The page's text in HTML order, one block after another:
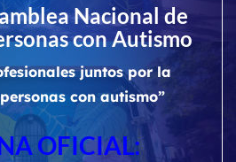
Nacional de
con Autismo
juntos por la
con autismo”
OFICIAL: